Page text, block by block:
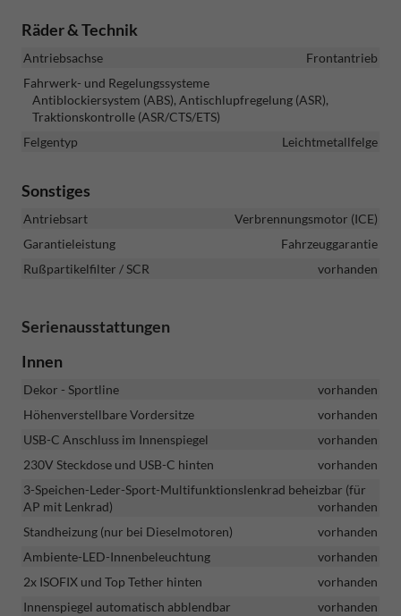
Räder & Technik
Antriebsachse
Frontantrieb
Fahrwerk- und Regelungssysteme
Antiblockiersystem (ABS), Antischlupfregelung (ASR),
Traktionskontrolle (ASR/CTS/ETS)
Felgentyp
Leichtmetallfelge
Sonstiges
Antriebsart
Verbrennungsmotor (ICE)
Garantieleistung
Fahrzeuggarantie
Rußpartikelfilter / SCR
vorhanden
Serienausstattungen
Innen
Dekor - Sportline
vorhanden
Höhenverstellbare Vordersitze
vorhanden
USB-C Anschluss im Innenspiegel
vorhanden
230V Steckdose und USB-C hinten
vorhanden
3-Speichen-Leder-Sport-Multifunktionslenkrad beheizbar (für
AP mit Lenkrad)
vorhanden
Standheizung (nur bei Dieselmotoren)
vorhanden
Ambiente-LED-Innenbeleuchtung
vorhanden
2x ISOFIX und Top Tether hinten
vorhanden
Innenspiegel automatisch abblendbar
vorhanden